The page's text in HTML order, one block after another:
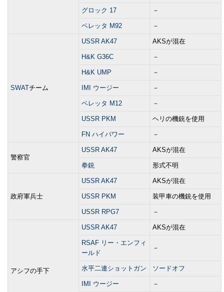
グロック 17 －
ベレッタ M92 －
SWATチーム
USSR AK47 AKSが混在
H&K G36C －
H&K UMP －
IMI ウージー －
ベレッタ M12 －
USSR PKM ヘリの機銃を使用
FN ハイパワー －
警察官
USSR AK47 AKSが混在
拳銃 形式不明
政府軍兵士
USSR AK47 AKSが混在
USSR PKM 装甲車の機銃を使用
USSR RPG7 －
アシフの手下
USSR AK47 AKSが混在
RSAF リー・エンフィ
ールド
－
水平二連ショットガン ソードオフ
IMI ウージー －